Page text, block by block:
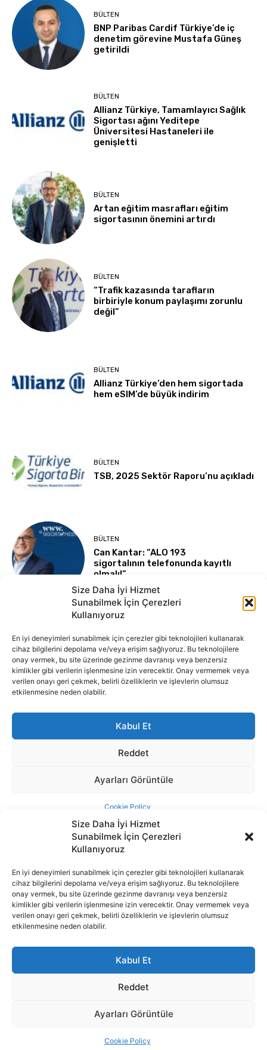
Size Daha İyi Hizmet
Sunabilmek İçin Çerezleri
Kullanıyoruz
En iyi deneyimleri sunabilmek için çerezler gibi teknolojileri kullanarak
cihaz bilgilerini depolama ve/veya erişim sağlıyoruz. Bu teknolojilere
onay vermek, bu site üzerinde gezinme davranışı veya benzersiz
kimlikler gibi verilerin işlenmesine izin verecektir. Onay vermemek veya
verilen onayı geri çekmek, belirli özelliklerin ve işlevlerin olumsuz
etkilenmesine neden olabilir.
Kabul Et
Reddet
Ayarları Görüntüle
Cookie Policy
İnternet portalımızda yer alan tüm haber metini, resim ve benzeri
içeriğin hakları Sigortamedya Yayıncılık A.Ş.'ye aittir. Hiçbir şekilde
basılı ya da elektronik bir ortamda, kaynak gösterilse bile izin
alınmadan kullanılamaz.